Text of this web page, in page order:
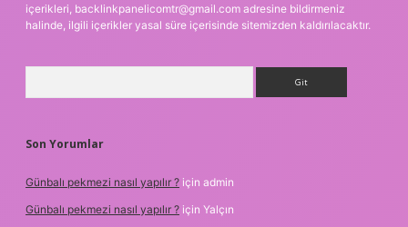
içerikleri, backlinkpanelicomtr@gmail.com adresine bildirmeniz
halinde, ilgili içerikler yasal süre içerisinde sitemizden kaldırılacaktır.
Son Yorumlar
Günbalı pekmezi nasıl yapılır ? için admin
Günbalı pekmezi nasıl yapılır ? için Yalçın